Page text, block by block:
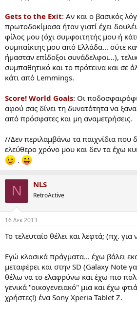
Gets to the Exit: Αν και ο βασικός
πρωτοδοκίμασα ήταν γιατί έχει
φίλος μου (όχι συμφοιτητής μου ή
συμπαίκτης μου από Ελλάδα... ούτε
ήμασταν επίδοξοι συνάδελφοι...),
συμπαθητικό και το πρότεινα και σε
κάτι από Lemmings.
Score! World Goals: Οι
αφού σας δίνει τη δυνατότητα να
από πρόσφατες και μη αναμετρήσεις.
//Δεν περιλαμβάνω τα παιχνίδια που
ελεύθερο χρόνο μου και δεν τα έχω
.
N NLS
RetroActive
16 Δεκ 2013
Το τελευταίο θέλει και λεφτά; (πχ.
Εγώ κλασικά πράγματα... έχω βάλει
μεταφέρει και στην SD (Galaxy Note
θέλω να το ελαφρύνω και έχω πιο
γενικά "οικογενειακό" μια και έχω
χρήστες!) ένα Sony Xperia Tablet Z.